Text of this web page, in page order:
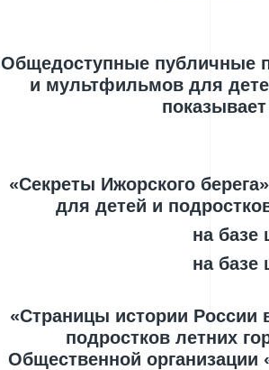
Общедоступные публичные
и мультфильмов для
«Секреты Ижорского
для детей и
на
на
«Страницы истории России
подростков летних
Общественной